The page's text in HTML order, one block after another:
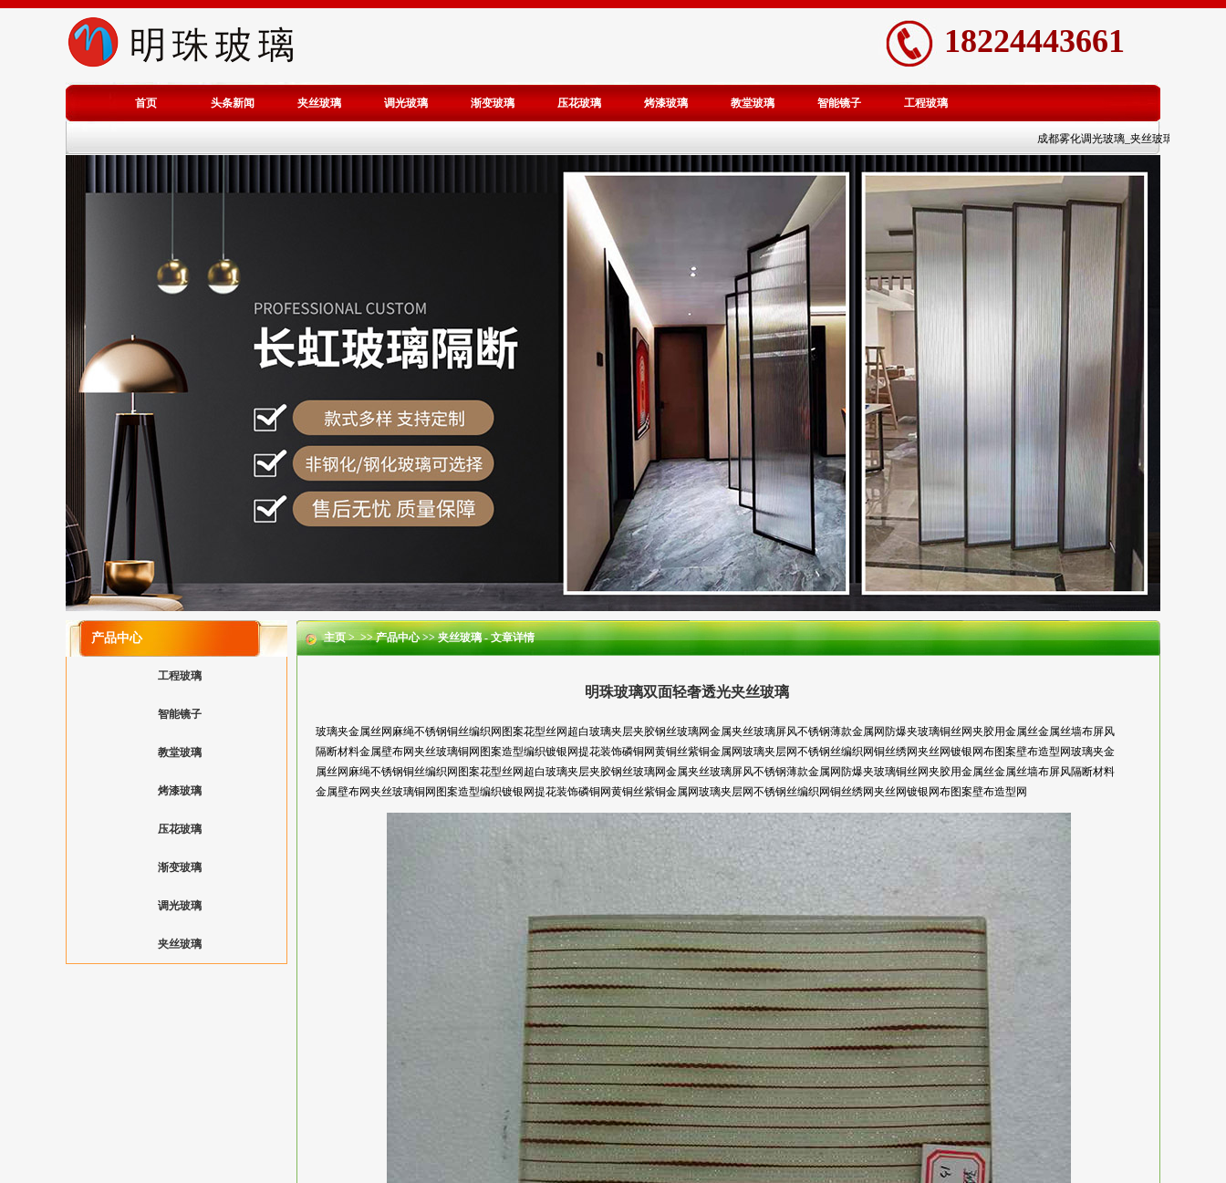
18224443661
首页 头条新闻 夹丝玻璃 调光玻璃 渐变玻璃 压花玻璃 烤漆玻璃 教堂玻璃 智能镜子 工程玻璃
成都雾化调光玻璃_夹丝玻璃_渐变玻璃隔
产品中心
工程玻璃
智能镜子
教堂玻璃
烤漆玻璃
压花玻璃
渐变玻璃
调光玻璃
夹丝玻璃
主页> >>产品中心>>夹丝玻璃- 文章详情
明珠玻璃双面轻奢透光夹丝玻璃
玻璃夹金属丝网麻绳不锈钢铜丝编织网图案花型丝网超白玻璃夹层夹胶钢丝玻璃网金属夹丝玻璃屏风不锈钢薄款金属网防爆夹玻璃铜丝网夹胶用金属丝金属丝墙布屏风
隔断材料金属壁布网夹丝玻璃铜网图案造型编织镀银网提花装饰磷铜网黄铜丝紫铜金属网玻璃夹层网不锈钢丝编织网铜丝绣网夹丝网镀银网布图案壁布造型网玻璃夹金
属丝网麻绳不锈钢铜丝编织网图案花型丝网超白玻璃夹层夹胶钢丝玻璃网金属夹丝玻璃屏风不锈钢薄款金属网防爆夹玻璃铜丝网夹胶用金属丝金属丝墙布屏风隔断材料
金属壁布网夹丝玻璃铜网图案造型编织镀银网提花装饰磷铜网黄铜丝紫铜金属网玻璃夹层网不锈钢丝编织网铜丝绣网夹丝网镀银网布图案壁布造型网